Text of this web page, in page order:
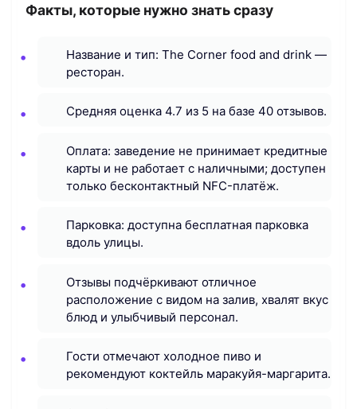
Факты, которые нужно знать сразу
Название и тип: The Corner food and drink —
ресторан.
Средняя оценка 4.7 из 5 на базе 40 отзывов.
Оплата: заведение не принимает кредитные
карты и не работает с наличными; доступен
только бесконтактный NFC-платёж.
Парковка: доступна бесплатная парковка
вдоль улицы.
Отзывы подчёркивают отличное
расположение с видом на залив, хвалят вкус
блюд и улыбчивый персонал.
Гости отмечают холодное пиво и
рекомендуют коктейль маракуйя-маргарита.